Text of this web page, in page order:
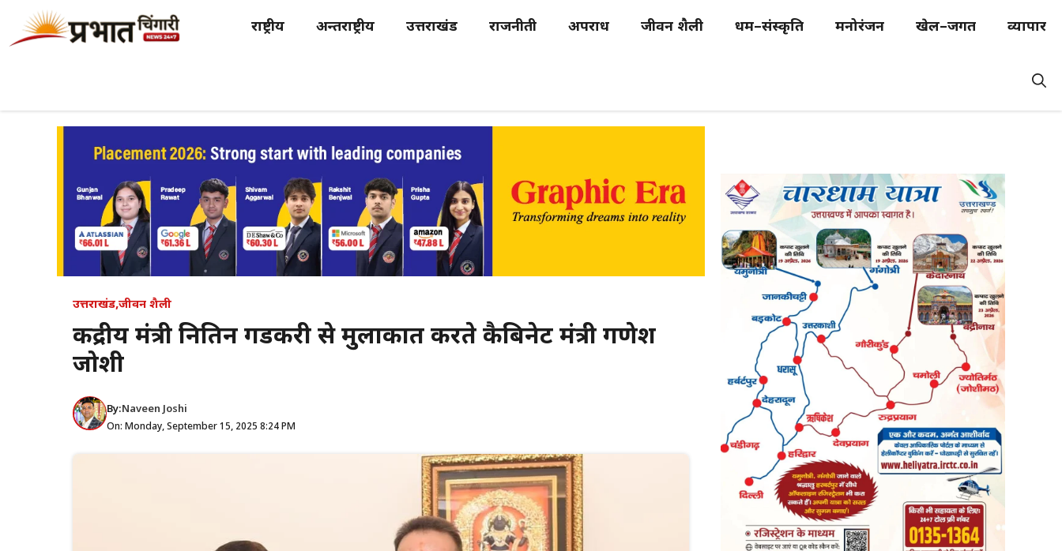
राष्ट्रीय अन्तर्राष्ट्रीय उत्तराखंड राजनीती अपराध जीवन शैली धर्म–संस्कृति मनोरंजन खेल–जगत व्यापार
उत्तराखंड,जीवन शैली
केंद्रीय मंत्री नितिन गडकरी से मुलाकात करते कैबिनेट मंत्री गणेश
जोशी
By:Naveen Joshi
On: Monday, September 15, 2025 8:24 PM